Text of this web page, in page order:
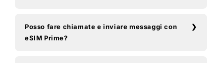
Posso fare chiamate e inviare messaggi con
eSIM Prime?